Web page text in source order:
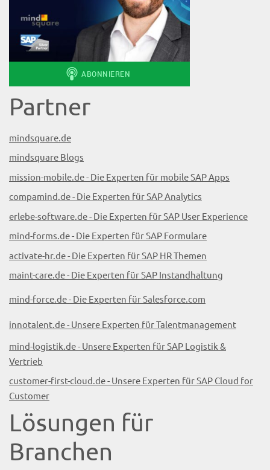
Partner
mindsquare.de
mindsquare Blogs
mission-mobile.de - Die Experten für mobile SAP Apps
compamind.de - Die Experten für SAP Analytics
erlebe-software.de - Die Experten für SAP User Experience
mind-forms.de - Die Experten für SAP Formulare
activate-hr.de - Die Experten für SAP HR Themen
maint-care.de - Die Experten für SAP Instandhaltung
mind-force.de - Die Experten für Salesforce.com
innotalent.de - Unsere Experten für Talentmanagement
mind-logistik.de - Unsere Experten für SAP Logistik &
Vertrieb
customer-first-cloud.de - Unsere Experten für SAP Cloud for
Customer
Lösungen für
Branchen